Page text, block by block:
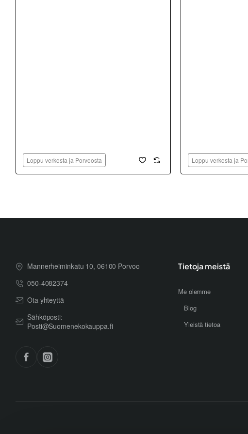
Loppu verkosta ja Porvoosta Loppu verkosta ja
Mannerheiminkatu 10, 06100 Porvoo
050-4082374
Ota yhteyttä
Sähköposti:
Posti@Suomenekokauppa.fi
Tietoja meistä
Me olemme
Blog
Yleistä tietoa